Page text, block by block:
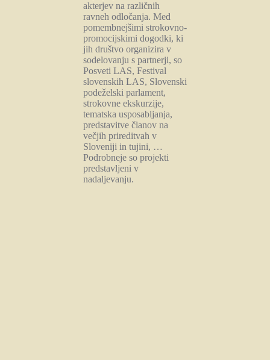
akterjev na različnih
ravneh odločanja. Med
pomembnejšimi strokovno-
promocijskimi dogodki, ki
jih društvo organizira v
sodelovanju s partnerji, so
Posveti LAS, Festival
slovenskih LAS, Slovenski
podeželski parlament,
strokovne ekskurzije,
tematska usposabljanja,
predstavitve članov na
večjih prireditvah v
Sloveniji in tujini, …
Podrobneje so projekti
predstavljeni v
nadaljevanju.